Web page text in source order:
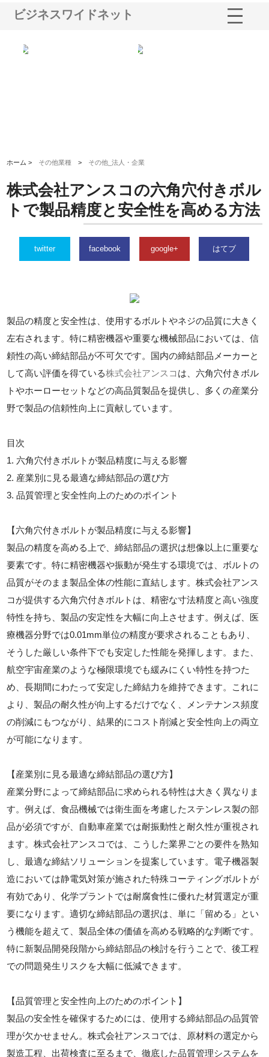
ビジネスワイドネット
ホーム > その他業種 > その他_法人・企業
株式会社アンスコの六角穴付きボル
トで製品精度と安全性を高める方法
twitter facebook google+ はてブ
製品の精度と安全性は、使用するボルトやネジの品質に大きく
左右されます。特に精密機器や重要な機械部品においては、信
頼性の高い締結部品が不可欠です。国内の締結部品メーカーと
して高い評価を得ている株式会社アンスコ は、六角穴付きボル
トやホーローセットなどの高品質製品を提供し、多くの産業分
野で製品の信頼性向上に貢献しています。
目次
1. 六角穴付きボルトが製品精度に与える影響
2. 産業別に見る最適な締結部品の選び方
3. 品質管理と安全性向上のためのポイント
【六角穴付きボルトが製品精度に与える影響】
製品の精度を高める上で、締結部品の選択は想像以上に重要な
要素です。特に精密機器や振動が発生する環境では、ボルトの
品質がそのまま製品全体の性能に直結します。株式会社アンス
コが提供する六角穴付きボルトは、精密な寸法精度と高い強度
特性を持ち、製品の安定性を大幅に向上させます。例えば、医
療機器分野では0.01mm単位の精度が要求されることもあり、
そうした厳しい条件下でも安定した性能を発揮します。また、
航空宇宙産業のような極限環境でも緩みにくい特性を持つた
め、長期間にわたって安定した締結力を維持できます。これに
より、製品の耐久性が向上するだけでなく、メンテナンス頻度
の削減にもつながり、結果的にコスト削減と安全性向上の両立
が可能になります。
【産業別に見る最適な締結部品の選び方】
産業分野によって締結部品に求められる特性は大きく異なりま
す。例えば、食品機械では衛生面を考慮したステンレス製の部
品が必須ですが、自動車産業では耐振動性と耐久性が重視され
ます。株式会社アンスコでは、こうした業界ごとの要件を熟知
し、最適な締結ソリューションを提案しています。電子機器製
造においては静電気対策が施された特殊コーティングボルトが
有効であり、化学プラントでは耐腐食性に優れた材質選定が重
要になります。適切な締結部品の選択は、単に「留める」とい
う機能を超えて、製品全体の価値を高める戦略的な判断です。
特に新製品開発段階から締結部品の検討を行うことで、後工程
での問題発生リスクを大幅に低減できます。
【品質管理と安全性向上のためのポイント】
製品の安全性を確保するためには、使用する締結部品の品質管
理が欠かせません。株式会社アンスコでは、原材料の選定から
製造工程、出荷検査に至るまで、徹底した品質管理システムを